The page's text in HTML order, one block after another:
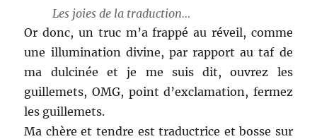
Les joies de la traduction…
Or donc, un truc m’a frappé au réveil, comme
une illumination divine, par rapport au taf de
ma dulcinée et je me suis dit, ouvrez les
guillemets, OMG, point d’exclamation, fermez
les guillemets.
Ma chère et tendre est traductrice et bosse sur